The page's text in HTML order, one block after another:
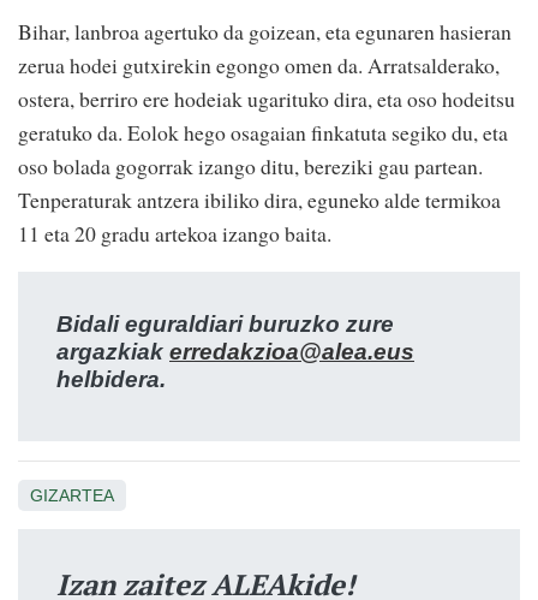
Bihar, lanbroa agertuko da goizean, eta egunaren hasieran
zerua hodei gutxirekin egongo omen da. Arratsalderako,
ostera, berriro ere hodeiak ugarituko dira, eta oso hodeitsu
geratuko da. Eolok hego osagaian finkatuta segiko du, eta
oso bolada gogorrak izango ditu, bereziki gau partean.
Tenperaturak antzera ibiliko dira, eguneko alde termikoa
11 eta 20 gradu artekoa izango baita.
Bidali eguraldiari buruzko zure
argazkiak erredakzioa@alea.eus
helbidera.
GIZARTEA
Izan zaitez ALEAkide!